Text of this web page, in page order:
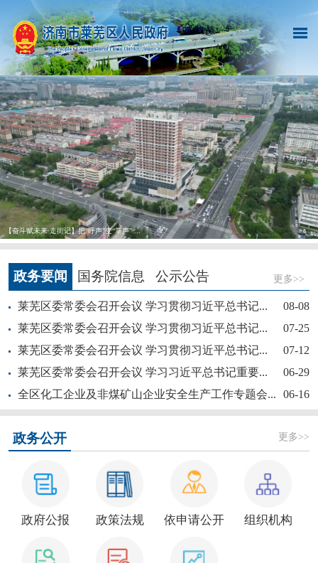
【奋斗赋未来·走街记】把“呼声”变“掌声” ...
【奋斗赋未莱·访埂记】片片花开春满园——莱芜...
新大众文艺全民秀 | 莱芜区“活悦莱芜”文艺...
政务要闻 国务院信息 公示公告 更多>>
莱芜区委常委会召开会议 学习贯彻习近平总书记...
08-08
莱芜区委常委会召开会议 学习贯彻习近平总书记...
07-25
莱芜区委常委会召开会议 学习贯彻习近平总书记...
07-12
莱芜区委常委会召开会议 学习习近平总书记重要...
06-29
全区化工企业及非煤矿山企业安全生产工作专题会...
06-16
政务公开 更多>>
政府公报 政策法规 依申请公开 组织机构